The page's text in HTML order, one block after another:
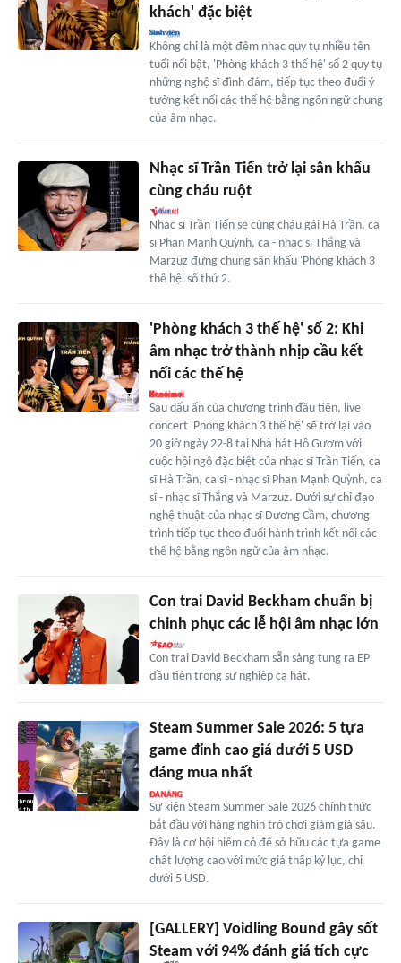
khách' đặc biệt
Không chỉ là một đêm nhạc quy tụ nhiều tên
tuổi nổi bật, 'Phòng khách 3 thế hệ' số 2 quy tụ
những nghệ sĩ đình đám, tiếp tục theo đuổi ý
tưởng kết nối các thế hệ bằng ngôn ngữ chung
của âm nhạc.
Nhạc sĩ Trần Tiến trở lại sân khấu
cùng cháu ruột
Nhạc sĩ Trần Tiến sẽ cùng cháu gái Hà Trần, ca
sĩ Phan Mạnh Quỳnh, ca - nhạc sĩ Thắng và
Marzuz đứng chung sân khấu 'Phòng khách 3
thế hệ' số thứ 2.
'Phòng khách 3 thế hệ' số 2: Khi
âm nhạc trở thành nhịp cầu kết
nối các thế hệ
Sau dấu ấn của chương trình đầu tiên, live
concert 'Phòng khách 3 thế hệ' sẽ trở lại vào
20 giờ ngày 22-8 tại Nhà hát Hồ Gươm với
cuộc hội ngộ đặc biệt của nhạc sĩ Trần Tiến, ca
sĩ Hà Trần, ca sĩ - nhạc sĩ Phan Mạnh Quỳnh, ca
sĩ - nhạc sĩ Thắng và Marzuz. Dưới sự chỉ đạo
nghệ thuật của nhạc sĩ Dương Cầm, chương
trình tiếp tục theo đuổi hành trình kết nối các
thế hệ bằng ngôn ngữ của âm nhạc.
Con trai David Beckham chuẩn bị
chinh phục các lễ hội âm nhạc lớn
Con trai David Beckham sẵn sàng tung ra EP
đầu tiên trong sự nghiệp ca hát.
Steam Summer Sale 2026: 5 tựa
game đỉnh cao giá dưới 5 USD
đáng mua nhất
Sự kiện Steam Summer Sale 2026 chính thức
bắt đầu với hàng nghìn trò chơi giảm giá sâu.
Đây là cơ hội hiếm có để sở hữu các tựa game
chất lượng cao với mức giá thấp kỷ lục, chỉ
dưới 5 USD.
[GALLERY] Voidling Bound gây sốt
Steam với 94% đánh giá tích cực